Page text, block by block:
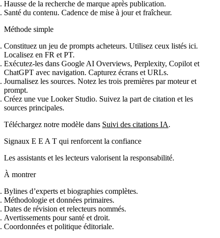
Hausse de la recherche de marque après publication.
Santé du contenu. Cadence de mise à jour et fraîcheur.
Méthode simple
Constituez un jeu de prompts acheteurs. Utilisez ceux listés ici.
Localisez en FR et PT.
Exécutez‑les dans Google AI Overviews, Perplexity, Copilot et
ChatGPT avec navigation. Capturez écrans et URLs.
Journalisez les sources. Notez les trois premières par moteur et
prompt.
Créez une vue Looker Studio. Suivez la part de citation et les
sources principales.
Téléchargez notre modèle dans Suivi des citations IA.
Signaux E E A T qui renforcent la confiance
Les assistants et les lecteurs valorisent la responsabilité.
À montrer
Bylines d’experts et biographies complètes.
Méthodologie et données primaires.
Dates de révision et relecteurs nommés.
Avertissements pour santé et droit.
Coordonnées et politique éditoriale.